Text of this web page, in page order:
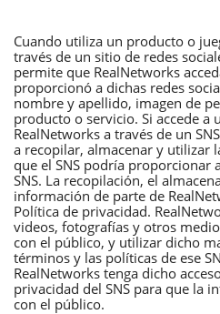
Cuando utiliza un producto o
través de un sitio de redes
permite que RealNetworks
proporcionó a dichas redes
nombre y apellido, imagen de
producto o servicio. Si accede a
RealNetworks a través de un
a recopilar, almacenar y utilizar
que el SNS podría proporcionar
SNS. La recopilación, el
información de parte de
Política de privacidad.
videos, fotografías y otros
con el público, y utilizar dicho
términos y las políticas de ese
RealNetworks tenga dicho
privacidad del SNS para que la
con el público.